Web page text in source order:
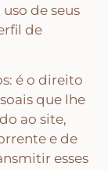
de seus
de
é o direito
que lhe
ao site,
e de
esses